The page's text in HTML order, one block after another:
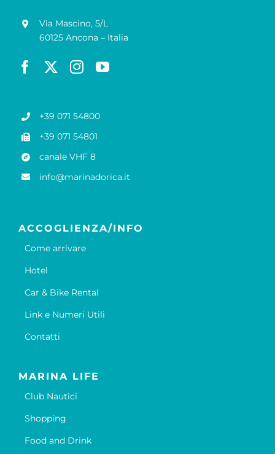
Via Mascino, 5/L
60125 Ancona – Italia
+39 071 54800
+39 071 54801
canale VHF 8
info@marinadorica.it
ACCOGLIENZA/INFO
Come arrivare
Hotel
Car & Bike Rental
Link e Numeri Utili
Contatti
MARINA LIFE
Club Nautici
Shopping
Food and Drink